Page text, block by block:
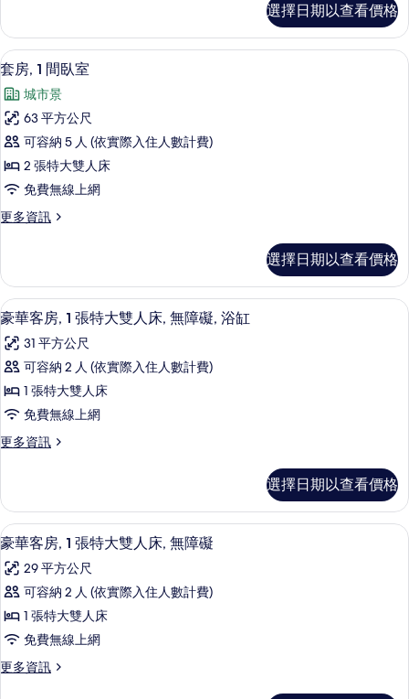
雙
人
床,
河
景
的
所
有
相
套
房,
1
特
大
人
床,
河
景
的
選擇日期以查看價格
顯
示
套
房,
1
間
臥
室
所
有
相
片
套房, 1 間臥室 | 高級寢具、客房內保
7
套房, 1 間臥室
城市景
63 平方公尺
可容納 5 人 (依實際入住人數計費)
2 張特大雙人床
免費無線上網
更多資訊
更
1
間
臥
的
詳
選擇日期以查看價格
顯
示
豪
華
客
房,
1
特
大
雙
人
床,
無
障
礙,
高級寢具、客房內保險箱、書桌、筆
10
豪華客房, 1 張特大雙人床, 無障礙, 浴缸
31 平方公尺
可容納 2 人 (依實際入住人數計費)
1 張特大雙人床
免費無線上網
更多資訊
更
客
房,
1
特
大
人
床,
障
選擇日期以查看價格
顯
示
豪
華
客
房,
1
高級寢具、客房內保險箱、書桌、筆
10
豪華客房, 1 張特大雙人床, 無障礙
29 平方公尺
可容納 2 人 (依實際入住人數計費)
1 張特大雙人床
免費無線上網
更多資訊
更